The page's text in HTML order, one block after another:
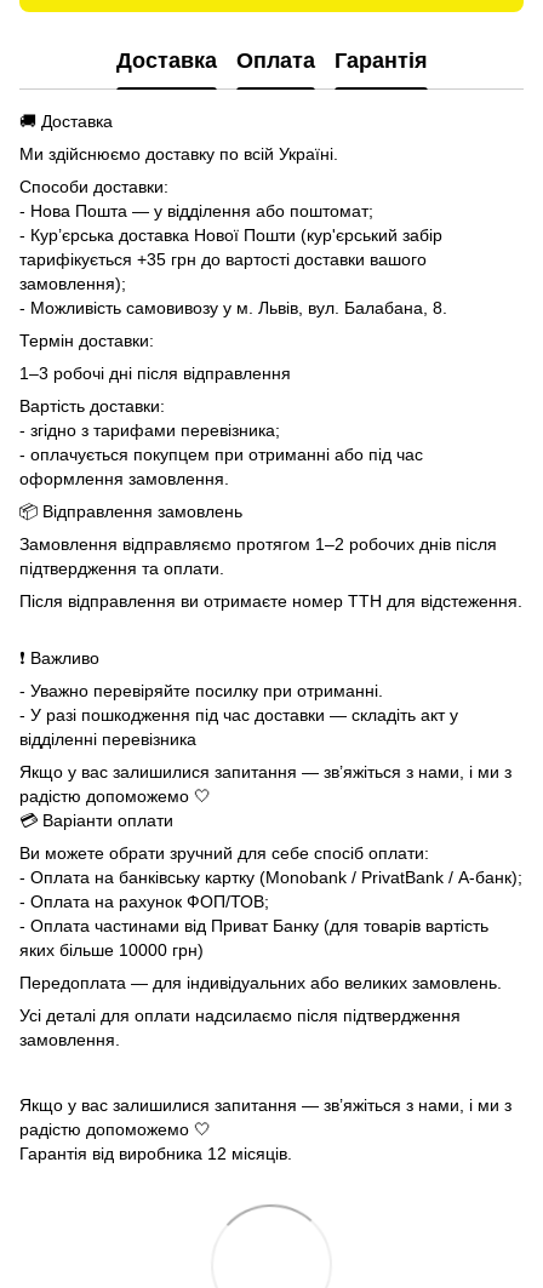
Доставка Оплата Гарантія
🚚 Доставка
Ми здійснюємо доставку по всій Україні.
Способи доставки:
- Нова Пошта — у відділення або поштомат;
- Кур’єрська доставка Нової Пошти (кур'єрський забір
тарифікується +35 грн до вартості доставки вашого
замовлення);
- Можливість самовивозу у м. Львів, вул. Балабана, 8.
Термін доставки:
1–3 робочі дні після відправлення
Вартість доставки:
- згідно з тарифами перевізника;
- оплачується покупцем при отриманні або під час
оформлення замовлення.
📦 Відправлення замовлень
Замовлення відправляємо протягом 1–2 робочих днів після
підтвердження та оплати.
Після відправлення ви отримаєте номер ТТН для відстеження.
❗ Важливо
- Уважно перевіряйте посилку при отриманні.
- У разі пошкодження під час доставки — складіть акт у
відділенні перевізника
Якщо у вас залишилися запитання — зв’яжіться з нами, і ми з
радістю допоможемо 🤍
💳 Варіанти оплати
Ви можете обрати зручний для себе спосіб оплати:
- Оплата на банківську картку (Monobank / PrivatBank / А-банк);
- Оплата на рахунок ФОП/ТОВ;
- Оплата частинами від Приват Банку (для товарів вартість
яких більше 10000 грн)
Передоплата — для індивідуальних або великих замовлень.
Усі деталі для оплати надсилаємо після підтвердження
замовлення.
Якщо у вас залишилися запитання — зв’яжіться з нами, і ми з
радістю допоможемо 🤍
Гарантія від виробника 12 місяців.